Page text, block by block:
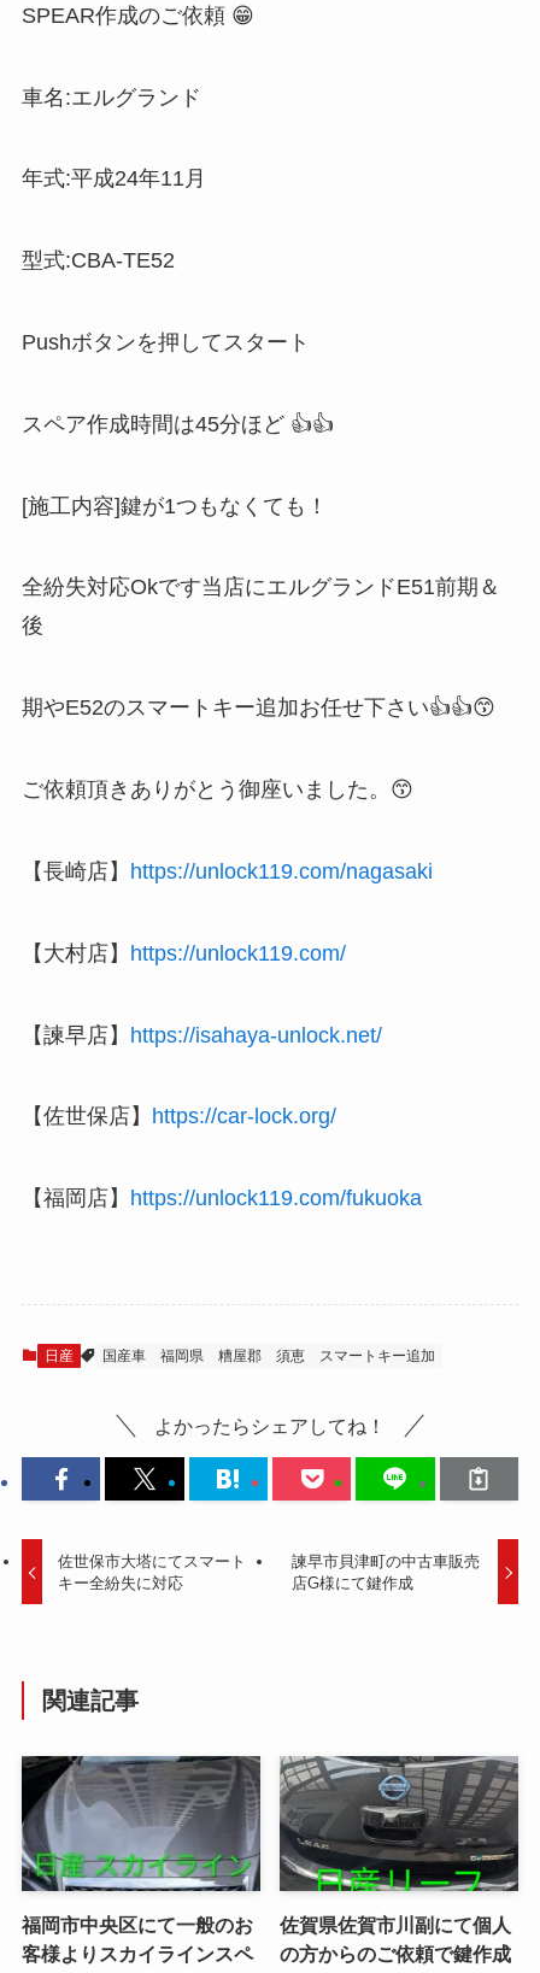
SPEAR作成のご依頼 😁
車名:エルグランド
年式:平成24年11月
型式:CBA-TE52
Pushボタンを押してスタート
スペア作成時間は45分ほど 👍👍
[施工内容]鍵が1つもなくても！
全紛失対応Okです当店にエルグランドE51前期＆
後
期やE52のスマートキー追加お任せ下さい👍👍😙
ご依頼頂きありがとう御座いました。😙
【長崎店】 https://unlock119.com/nagasaki
【大村店】 https://unlock119.com/
【諫早店】 https://isahaya-unlock.net/
【佐世保店】 https://car-lock.org/
【福岡店】 https://unlock119.com/fukuoka
日産 国産車 福岡県 糟屋郡 須恵 スマートキー追加
よかったらシェアしてね！
佐世保市大塔にてスマート
キー全紛失に対応
諫早市貝津町の中古車販売
店G様にて鍵作成
関連記事
福岡市中央区にて一般のお
客様よりスカイラインスペ
佐賀県佐賀市川副にて個人
の方からのご依頼で鍵作成